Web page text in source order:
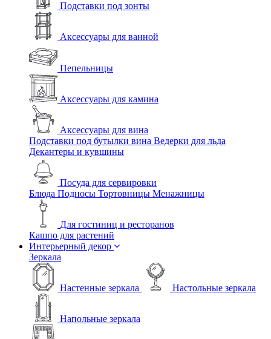
Подставки под зонты
Аксессуары для ванной
Пепельницы
Аксессуары для камина
Аксессуары для вина
Подставки под бутылки вина Ведерки для льда
Декантеры и кувшины
Посуда для сервировки
Блюда Подносы Тортовницы Менажницы
Для гостиниц и ресторанов
Кашпо для растений
Интерьерный декор
Зеркала
Настенные зеркала Настольные зеркала
Напольные зеркала